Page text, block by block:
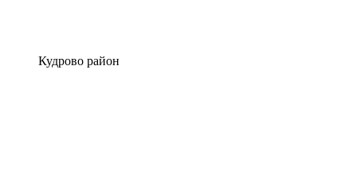
Кудрово район